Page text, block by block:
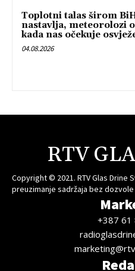
Toplotni talas širom
nastavlja, meteorolozi
kada nas očekuje
04.08.2026
RTV
Copyright © 2021. RTV Glas Drine
preuzimanje sadržaja bez dozvole
+387 61